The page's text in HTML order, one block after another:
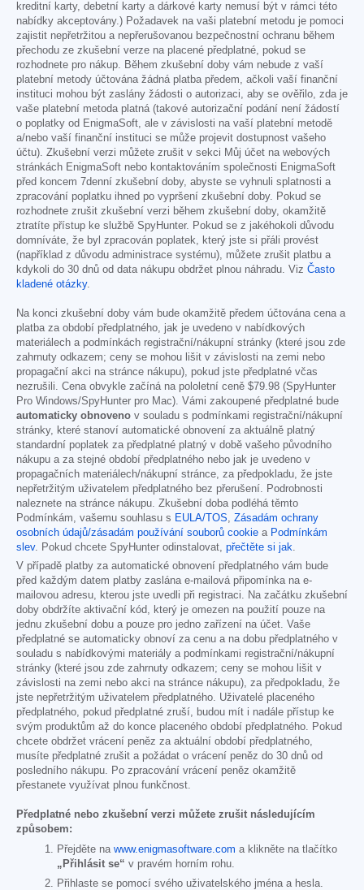
kreditní karty, debetní karty a dárkové karty nemusí být v rámci této
nabídky akceptovány.) Požadavek na vaši platební metodu je pomoci
zajistit nepřetržitou a nepřerušovanou bezpečnostní ochranu během
přechodu ze zkušební verze na placené předplatné, pokud se
rozhodnete pro nákup. Během zkušební doby vám nebude z vaší
platební metody účtována žádná platba předem, ačkoli vaší finanční
instituci mohou být zaslány žádosti o autorizaci, aby se ověřilo, zda je
vaše platební metoda platná (takové autorizační podání není žádostí
o poplatky od EnigmaSoft, ale v závislosti na vaší platební metodě
a/nebo vaší finanční instituci se může projevit dostupnost vašeho
účtu). Zkušební verzi můžete zrušit v sekci Můj účet na webových
stránkách EnigmaSoft nebo kontaktováním společnosti EnigmaSoft
před koncem 7denní zkušební doby, abyste se vyhnuli splatnosti a
zpracování poplatku ihned po vypršení zkušební doby. Pokud se
rozhodnete zrušit zkušební verzi během zkušební doby, okamžitě
ztratíte přístup ke službě SpyHunter. Pokud se z jakéhokoli důvodu
domníváte, že byl zpracován poplatek, který jste si přáli provést
(například z důvodu administrace systému), můžete zrušit platbu a
kdykoli do 30 dnů od data nákupu obdržet plnou náhradu. Viz Často
kladené otázky.
Na konci zkušební doby vám bude okamžitě předem účtována cena a
platba za období předplatného, jak je uvedeno v nabídkových
materiálech a podmínkách registrační/nákupní stránky (které jsou zde
zahrnuty odkazem; ceny se mohou lišit v závislosti na zemi nebo
propagační akci na stránce nákupu), pokud jste předplatné včas
nezrušili. Cena obvykle začíná na pololetní ceně $79.98 (SpyHunter
Pro Windows/SpyHunter pro Mac). Vámi zakoupené předplatné bude
automaticky obnoveno v souladu s podmínkami registrační/nákupní
stránky, které stanoví automatické obnovení za aktuálně platný
standardní poplatek za předplatné platný v době vašeho původního
nákupu a za stejné období předplatného nebo jak je uvedeno v
propagačních materiálech/nákupní stránce, za předpokladu, že jste
nepřetržitým uživatelem předplatného bez přerušení. Podrobnosti
naleznete na stránce nákupu. Zkušební doba podléhá těmto
Podmínkám, vašemu souhlasu s EULA/TOS, Zásadám ochrany
osobních údajů/zásadám používání souborů cookie a Podmínkám
slev. Pokud chcete SpyHunter odinstalovat, přečtěte si jak.
V případě platby za automatické obnovení předplatného vám bude
před každým datem platby zaslána e-mailová připomínka na e-
mailovou adresu, kterou jste uvedli při registraci. Na začátku zkušební
doby obdržíte aktivační kód, který je omezen na použití pouze na
jednu zkušební dobu a pouze pro jedno zařízení na účet. Vaše
předplatné se automaticky obnoví za cenu a na dobu předplatného v
souladu s nabídkovými materiály a podmínkami registrační/nákupní
stránky (které jsou zde zahrnuty odkazem; ceny se mohou lišit v
závislosti na zemi nebo akci na stránce nákupu), za předpokladu, že
jste nepřetržitým uživatelem předplatného. Uživatelé placeného
předplatného, pokud předplatné zruší, budou mít i nadále přístup ke
svým produktům až do konce placeného období předplatného. Pokud
chcete obdržet vrácení peněz za aktuální období předplatného,
musíte předplatné zrušit a požádat o vrácení peněz do 30 dnů od
posledního nákupu. Po zpracování vrácení peněz okamžitě
přestanete využívat plnou funkčnost.
Předplatné nebo zkušební verzi můžete zrušit následujícím
způsobem:
Přejděte na www.enigmasoftware.com a klikněte na tlačítko
„Přihlásit se“ v pravém horním rohu.
Přihlaste se pomocí svého uživatelského jména a hesla.